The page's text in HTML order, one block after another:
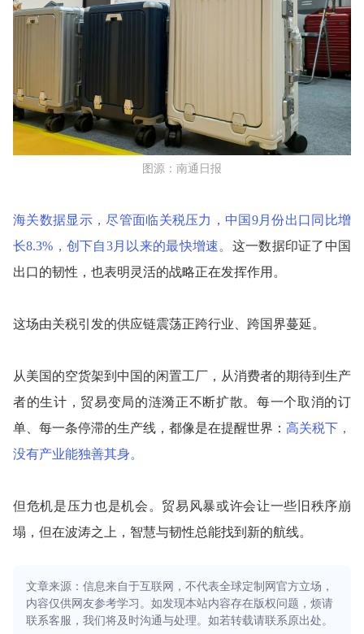
图源：南通日报
海关数据显示，尽管面临关税压力，中国9月份出口同比增
长8.3%，创下自3月以来的最快增速。 这一数据印证了中国
出口的韧性，也表明灵活的战略正在发挥作用。
这场由关税引发的供应链震荡正跨行业、跨国界蔓延。
从美国的空货架到中国的闲置工厂，从消费者的期待到生产
者的生计，贸易变局的涟漪正不断扩散。每一个取消的订
单、每一条停滞的生产线，都像是在提醒世界： 高关税下，
没有产业能独善其身。
但危机是压力也是机会。贸易风暴或许会让一些旧秩序崩
塌，但在波涛之上，智慧与韧性总能找到新的航线。
文章来源：信息来自于互联网，不代表全球定制网官方立场，
内容仅供网友参考学习。如发现本站内容存在版权问题，烦请
联系客服，我们将及时沟通与处理。如若转载请联系原出处。